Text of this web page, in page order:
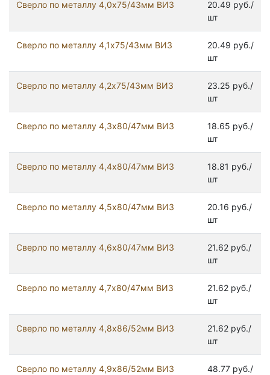
Сверло по металлу 4,0х75/43мм ВИЗ
20.49 руб./
шт
Сверло по металлу 4,1х75/43мм ВИЗ
20.49 руб./
шт
Сверло по металлу 4,2х75/43мм ВИЗ
23.25 руб./
шт
Сверло по металлу 4,3х80/47мм ВИЗ
18.65 руб./
шт
Сверло по металлу 4,4х80/47мм ВИЗ
18.81 руб./
шт
Сверло по металлу 4,5х80/47мм ВИЗ
20.16 руб./
шт
Сверло по металлу 4,6х80/47мм ВИЗ
21.62 руб./
шт
Сверло по металлу 4,7х80/47мм ВИЗ
21.62 руб./
шт
Сверло по металлу 4,8х86/52мм ВИЗ
21.62 руб./
шт
Сверло по металлу 4,9х86/52мм ВИЗ
48.77 руб./